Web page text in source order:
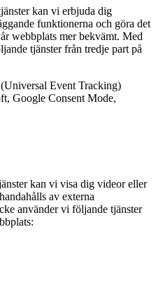
kan vi erbjuda dig
funktionerna och göra det
webbplats mer bekvämt. Med
tjänster från tredje part på
Event Tracking)
Google Consent Mode,
kan vi visa dig videor eller
av externa
använder vi följande tjänster